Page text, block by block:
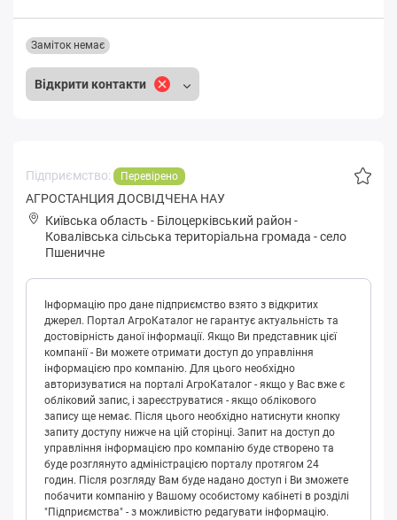
Відкрити контакти
Заміток немає
Підприємство: Перевірено
АГРОСТАНЦИЯ ДОСВІДЧЕНА НАУ
Київська область - Білоцерківський район -
Кoвaлівськa сільська територіальна громада -село
Пшеничне
Інформацію про дане підприємство взято з відкритих
джерел. Портал АгроКаталог не гарантує актуальність та
достовірність даної інформації. Якщо Ви представник цієї
компанії - Ви можете отримати доступ до управління
інформацією про компанію. Для цього необхідно
авторизуватися на порталі АгроКаталог - якщо у Вас вже є
обліковий запис, і зареєструватися - якщо облікового
запису ще немає. Після цього необхідно натиснути кнопку
запиту доступу нижче на цій сторінці. Запит на доступ до
управління інформацією про компанію буде створено та
буде розглянуто адміністрацією порталу протягом 24
годин. Після розгляду Вам буде надано доступ і Ви зможете
побачити компанію у Вашому особистому кабінеті в розділі
"Підприємства" - з можливістю редагувати інформацію.